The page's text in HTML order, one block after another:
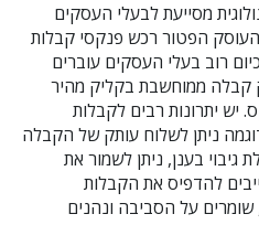
מסייעת לבעלי העסקים
העוסק הפטור רכש פנקסי קבלות
רוב בעלי העסקים עוברים
ממוחשבת בקליק מהיר
יש יתרונות רבים לקבלות
ניתן לשלוח עותק של הקבלה
גיבוי בענן, ניתן לשמור את
להדפיס את הקבלות
שומרים על הסביבה ונהנים